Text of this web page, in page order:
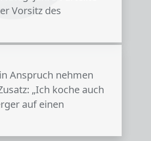
Vorsitz des
Anspruch nehmen
„Ich koche auch
auf einen